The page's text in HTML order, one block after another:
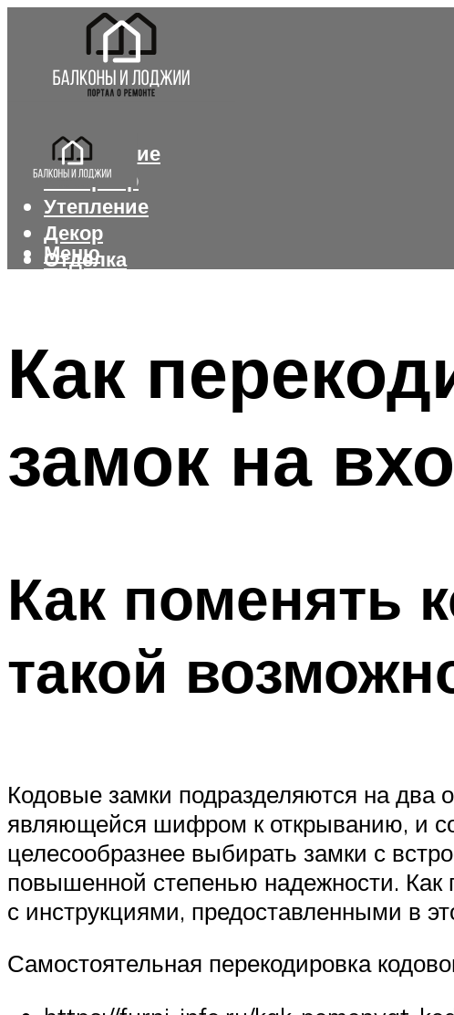
Остекление
Интерьер
Утепление
Декор
Отделка
Меню
Как
замок на
Как поменять
такой
Кодовые замки подразделяются на
являющейся шифром к открыванию, и
целесообразнее выбирать замки с
повышенной степенью надежности. Как
с инструкциями, предоставленными в
Самостоятельная перекодировка